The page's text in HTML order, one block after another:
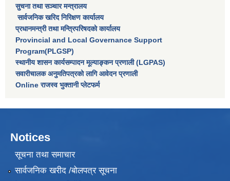
सुचना तथा सञ्चार मन्त्रालय
सार्वजनिक खरिद निरिक्षण कार्यालय
प्रधानमन्त्री तथा मन्त्रिपरिषदकाे कार्यालय
Provincial and Local Governance Support
Program(PLGSP)
स्थानीय शासन कार्यसम्पादन मूल्याङ्कन प्रणाली (LGPAS)
सवारीचालक अनुमतिपत्रको लागि आवेदन प्रणाली
Online राजस्व भुक्तानी प्लेटफर्म
Notices
सूचना तथा समाचार
सार्वजनिक खरीद /बोलपत्र सूचना